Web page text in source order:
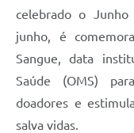
celebrado o
junho, é
Sangue, data
Saúde (OMS)
doadores e
salva vidas.